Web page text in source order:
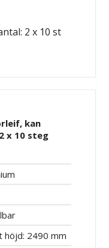
2 x 10 st
kan
x 10 steg
höjd: 2490 mm